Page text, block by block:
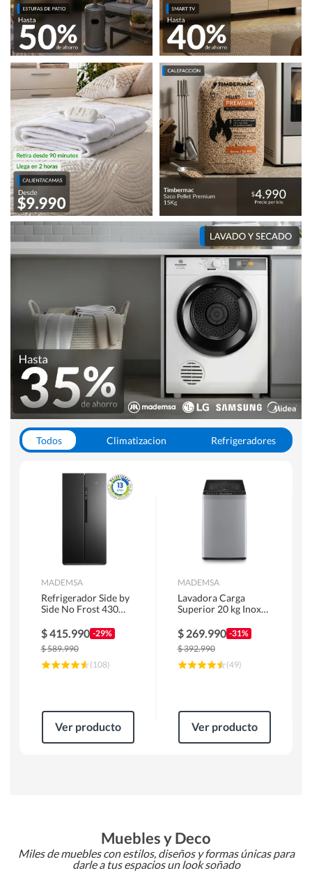
Todos Climatizacion
Refrigeradores
Hornos y Microondas
MADEMSA
Refrigerador Side by
Side No Frost 430
MAS430B
$415.990 -29%
$589.990
(108)
Ver producto
MADEMSA
Lavadora Carga
Superior 20 kg Inox
$ 269.990 -31%
$392.990
(49)
Ver producto
Muebles y Deco
Miles de muebles con estilos, diseños y formas únicas para
darle a tus espacios un look soñado